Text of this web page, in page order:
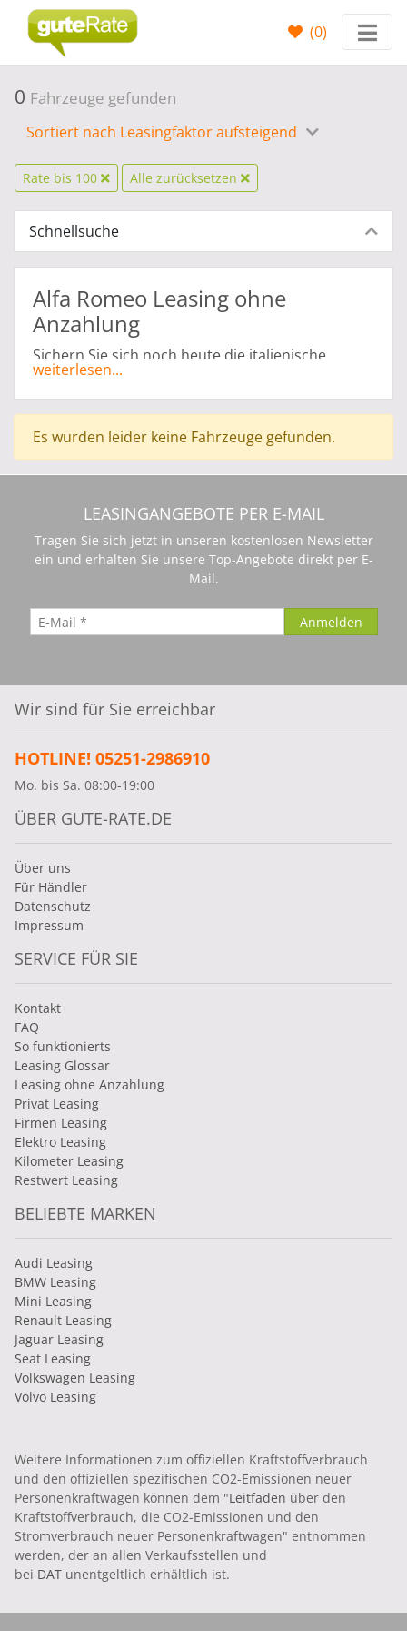
(0)
0 Fahrzeuge gefunden
Sortiert nach Leasingfaktor aufsteigend
Rate bis 100 Alle zurücksetzen
Schnellsuche
Alfa Romeo Leasing ohne
Anzahlung
Sichern Sie sich noch heute die italienische
Kultmarke Alfa Romeo mit dem Alfa Romeo
Leasing ohne Anzahlung von Gute-Rate. Auch Sie
können italienischen Lifestyle und Fahrspaß am
eigenen Leib erleben. Dank unseres breit
gefächerten Netzwerkes leiten wir Ihre Anfrage
weiterlesen...
Es wurden leider keine Fahrzeuge gefunden.
LEASINGANGEBOTE PER E-MAIL
Tragen Sie sich jetzt in unseren kostenlosen Newsletter
ein und erhalten Sie unsere Top-Angebote direkt per E-
Mail.
Wir sind für Sie erreichbar
HOTLINE! 05251-2986910
Mo. bis Sa. 08:00-19:00
ÜBER GUTE-RATE.DE
Über uns
Für Händler
Datenschutz
Impressum
SERVICE FÜR SIE
Kontakt
FAQ
So funktionierts
Leasing Glossar
Leasing ohne Anzahlung
Privat Leasing
Firmen Leasing
Elektro Leasing
Kilometer Leasing
Restwert Leasing
BELIEBTE MARKEN
Audi Leasing
BMW Leasing
Mini Leasing
Renault Leasing
Jaguar Leasing
Seat Leasing
Volkswagen Leasing
Volvo Leasing
Weitere Informationen zum offiziellen Kraftstoffverbrauch
und den offiziellen spezifischen CO2-Emissionen neuer
Personenkraftwagen können dem "Leitfaden über den
Kraftstoffverbrauch, die CO2-Emissionen und den
Stromverbrauch neuer Personenkraftwagen" entnommen
werden, der an allen Verkaufsstellen und
bei DAT unentgeltlich erhältlich ist.